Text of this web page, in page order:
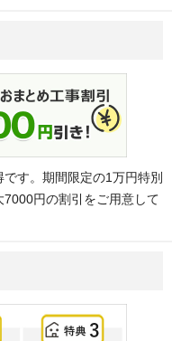
す。期間限定の1万円特別
円の割引をご用意して